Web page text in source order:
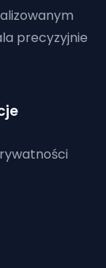
precyzyjnie